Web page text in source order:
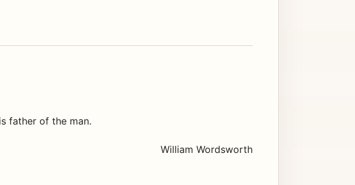
father of the man.
William Wordsworth